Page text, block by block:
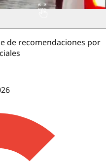
de recomendaciones por